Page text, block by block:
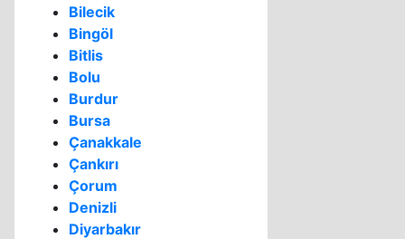
Bilecik
Bingöl
Bitlis
Bolu
Burdur
Bursa
Çanakkale
Çankırı
Çorum
Denizli
Diyarbakır